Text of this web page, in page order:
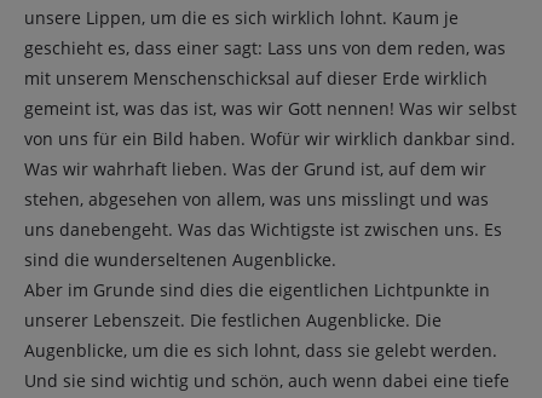
unsere Lippen, um die es sich wirklich lohnt. Kaum je
geschieht es, dass einer sagt: Lass uns von dem reden, was
mit unserem Menschenschicksal auf dieser Erde wirklich
gemeint ist, was das ist, was wir Gott nennen! Was wir selbst
von uns für ein Bild haben. Wofür wir wirklich dankbar sind.
Was wir wahrhaft lieben. Was der Grund ist, auf dem wir
stehen, abgesehen von allem, was uns misslingt und was
uns danebengeht. Was das Wichtigste ist zwischen uns. Es
sind die wunderseltenen Augenblicke.
Aber im Grunde sind dies die eigentlichen Lichtpunkte in
unserer Lebenszeit. Die festlichen Augenblicke. Die
Augenblicke, um die es sich lohnt, dass sie gelebt werden.
Und sie sind wichtig und schön, auch wenn dabei eine tiefe